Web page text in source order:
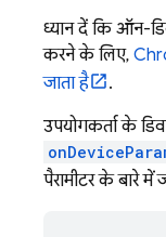
ध्यान दें कि ऑन-
करने के लिए,
जाता है
.
उपयोगकर्ता के
पैरामीटर के बारे में